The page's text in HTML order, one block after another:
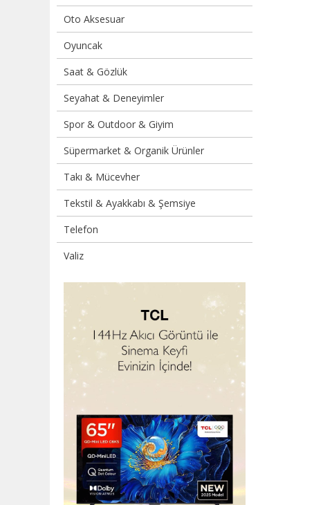
Oto Aksesuar
Oyuncak
Saat & Gözlük
Seyahat & Deneyimler
Spor & Outdoor & Giyim
Süpermarket & Organik Ürünler
Takı & Mücevher
Tekstil & Ayakkabı & Şemsiye
Telefon
Valiz